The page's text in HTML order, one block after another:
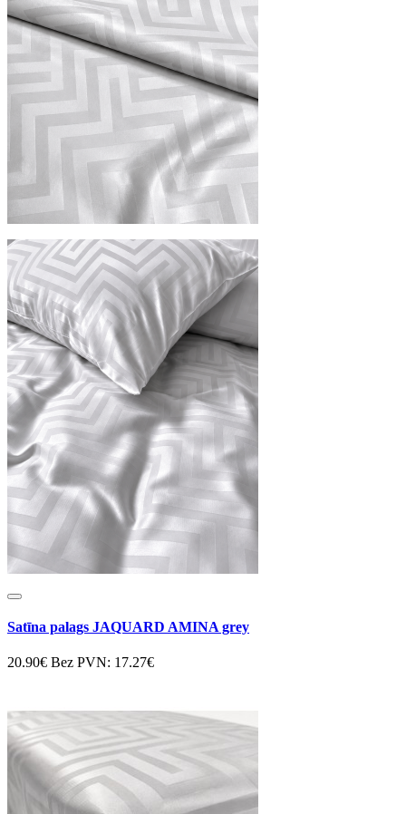
Satīna palags JAQUARD AMINA grey
20.90€ Bez PVN: 17.27€